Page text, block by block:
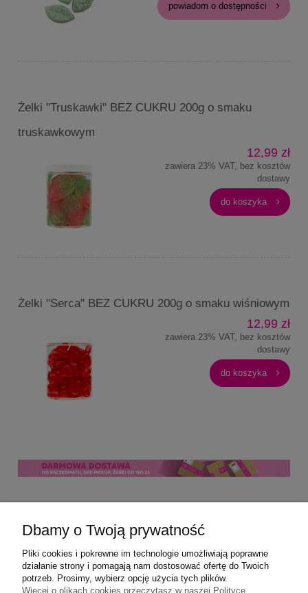
powiadom o dostępności
Żelki "Truskawki" BEZ CUKRU 200g o smaku
truskawkowym
12,99 zł
zawiera 23% VAT, bez kosztów
dostawy
do koszyka
Żelki "Serca" BEZ CUKRU 200g o smaku wiśniowym
12,99 zł
zawiera 23% VAT, bez kosztów
dostawy
do koszyka
Moje konto
Płatności i dostawa
Dbamy o Twoją prywatność
Pliki cookies i pokrewne im technologie umożliwiają poprawne
działanie strony i pomagają nam dostosować ofertę do Twoich
potrzeb. Prosimy, wybierz opcję użycia tych plików.
Więcej o plikach cookies przeczytasz w naszej Polityce